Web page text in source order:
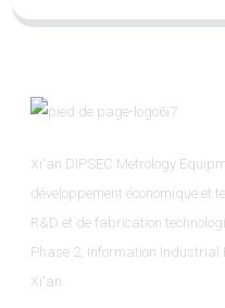
Xi'an DIPSEC Metrology
développement économique et
R&D et de fabrication
Phase 2, Information Industrial
Xi'an.